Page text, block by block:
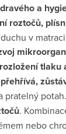
a
roztočů,
v
tlaku
.
nebo